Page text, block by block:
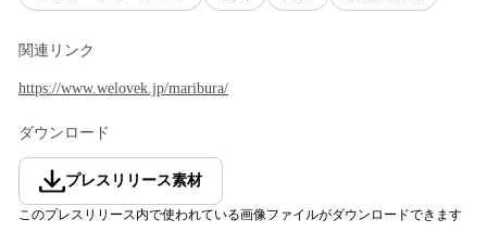
関連リンク
https://www.welovek.jp/maribura/
ダウンロード
プレスリリース素材
このプレスリリース内で使われている画像ファイルがダウンロードできます